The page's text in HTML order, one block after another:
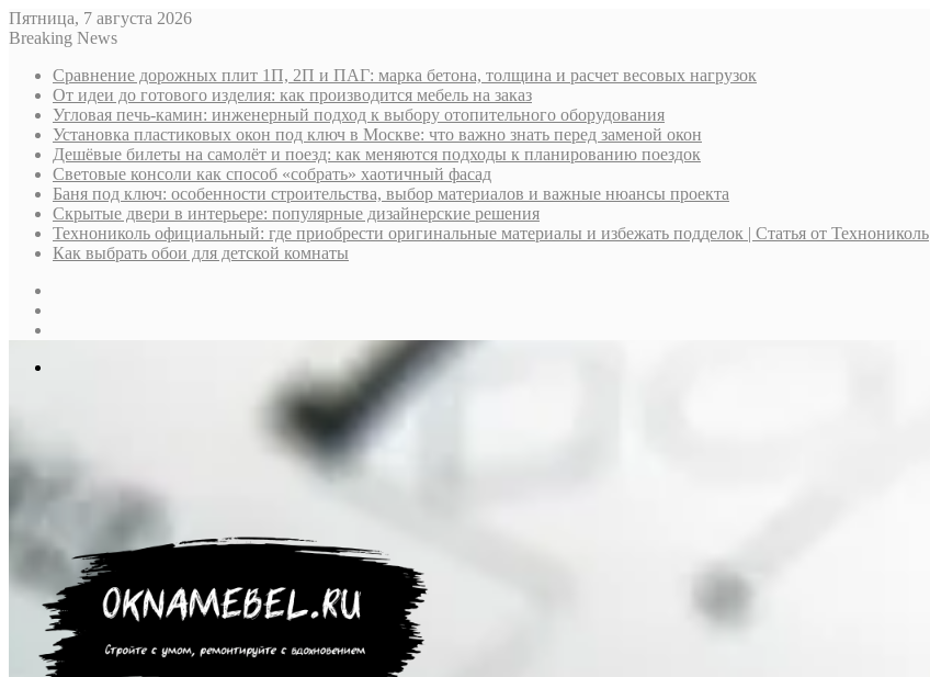
Пятница, 7 августа 2026
Breaking News
Сравнение дорожных плит 1П, 2П и ПАГ: марка бетона, толщина и расчет весовых нагрузок
От идеи до готового изделия: как производится мебель на заказ
Угловая печь-камин: инженерный подход к выбору отопительного оборудования
Установка пластиковых окон под ключ в Москве: что важно знать перед заменой окон
Дешёвые билеты на самолёт и поезд: как меняются подходы к планированию поездок
Световые консоли как способ «собрать» хаотичный фасад
Баня под ключ: особенности строительства, выбор материалов и важные нюансы проекта
Скрытые двери в интерьере: популярные дизайнерские решения
Технониколь официальный: где приобрести оригинальные материалы и избежать подделок | Статья от Технониколь
Как выбрать обои для детской комнаты